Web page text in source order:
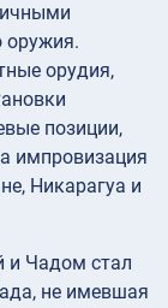
оружия.
орудия,
позиции,
импровизация
Никарагуа и
и Чадом стал
не имевшая